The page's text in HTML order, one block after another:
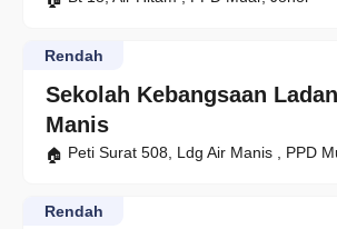
Sekolah Kebangsaan
Manis
Rendah
Peti Surat 508, Ldg Air Manis , PPD
Rendah